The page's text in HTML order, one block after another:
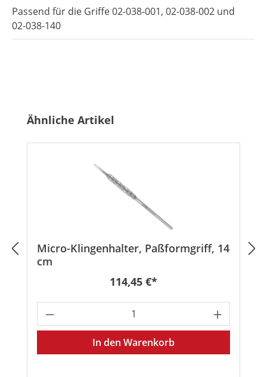
Passend für die Griffe 02-038-001, 02-038-002 und
02-038-140
Produktgalerie überspringen
Ähnliche Artikel
Micro-Klingenhalter, Paßformgriff, 14
cm
Regulärer Preis:
114,45 €*
Produkt Anzahl: Gib den
In den Warenkorb